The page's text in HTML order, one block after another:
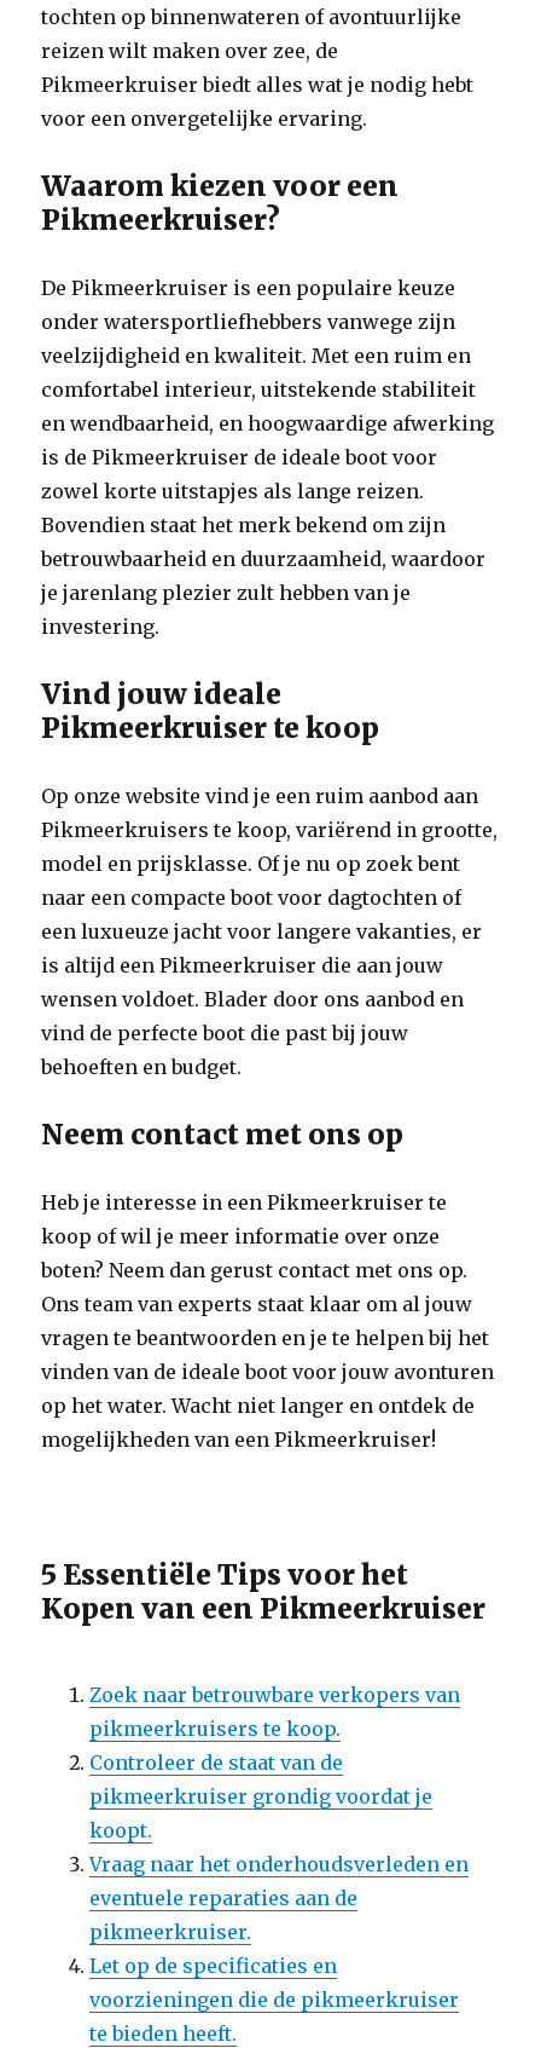
tochten op binnenwateren of avontuurlijke
reizen wilt maken over zee, de
Pikmeerkruiser biedt alles wat je nodig hebt
voor een onvergetelijke ervaring.
Waarom kiezen voor een
Pikmeerkruiser?
De Pikmeerkruiser is een populaire keuze
onder watersportliefhebbers vanwege zijn
veelzijdigheid en kwaliteit. Met een ruim en
comfortabel interieur, uitstekende stabiliteit
en wendbaarheid, en hoogwaardige afwerking
is de Pikmeerkruiser de ideale boot voor
zowel korte uitstapjes als lange reizen.
Bovendien staat het merk bekend om zijn
betrouwbaarheid en duurzaamheid, waardoor
je jarenlang plezier zult hebben van je
investering.
Vind jouw ideale
Pikmeerkruiser te koop
Op onze website vind je een ruim aanbod aan
Pikmeerkruisers te koop, variërend in grootte,
model en prijsklasse. Of je nu op zoek bent
naar een compacte boot voor dagtochten of
een luxueuze jacht voor langere vakanties, er
is altijd een Pikmeerkruiser die aan jouw
wensen voldoet. Blader door ons aanbod en
vind de perfecte boot die past bij jouw
behoeften en budget.
Neem contact met ons op
Heb je interesse in een Pikmeerkruiser te
koop of wil je meer informatie over onze
boten? Neem dan gerust contact met ons op.
Ons team van experts staat klaar om al jouw
vragen te beantwoorden en je te helpen bij het
vinden van de ideale boot voor jouw avonturen
op het water. Wacht niet langer en ontdek de
mogelijkheden van een Pikmeerkruiser!
5 Essentiële Tips voor het
Kopen van een Pikmeerkruiser
Zoek naar betrouwbare verkopers van
pikmeerkruisers te koop.
Controleer de staat van de
pikmeerkruiser grondig voordat je
koopt.
Vraag naar het onderhoudsverleden en
eventuele reparaties aan de
pikmeerkruiser.
Let op de specificaties en
voorzieningen die de pikmeerkruiser
te bieden heeft.